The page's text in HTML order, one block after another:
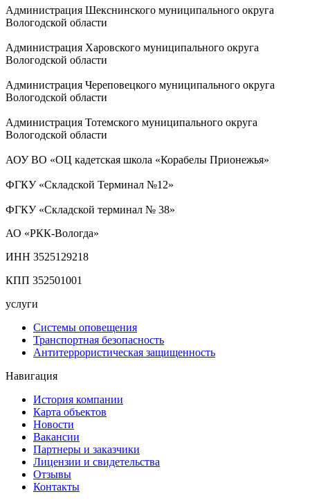
Администрация Шекснинского муниципального округа
Вологодской области
Администрация Харовского муниципального округа
Вологодской области
Администрация Череповецкого муниципального округа
Вологодской области
Администрация Тотемского муниципального округа
Вологодской области
АОУ ВО «ОЦ кадетская школа «Корабелы Прионежья»
ФГКУ «Складской Терминал №12»
ФГКУ «Складской терминал № 38»
АО «РКК-Вологда»
ИНН 3525129218
КПП 352501001
услуги
Системы оповещения
Транспортная безопасность
Антитеррористическая защищенность
Навигация
История компании
Карта объектов
Новости
Вакансии
Партнеры и заказчики
Лицензии и свидетельства
Отзывы
Контакты